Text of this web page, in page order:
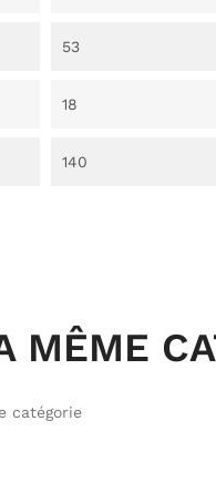
53
18
140
MÊME
catégorie